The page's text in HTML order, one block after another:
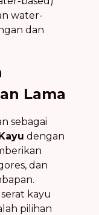
water-
dan
Lama
sebagai
dengan
dan
kayu
pilihan